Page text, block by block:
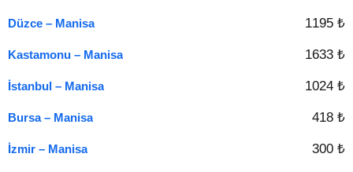
Düzce – Manisa 1195 ₺
Kastamonu – Manisa 1633 ₺
İstanbul – Manisa 1024 ₺
Bursa – Manisa 418 ₺
İzmir – Manisa 300 ₺